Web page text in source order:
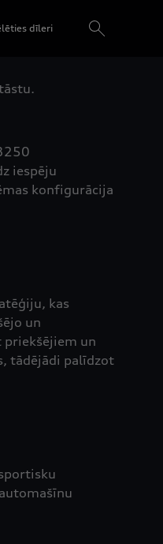
dīleri
iespēju
konfigurācija
kas
un
priekšējiem un
tādējādi palīdzot